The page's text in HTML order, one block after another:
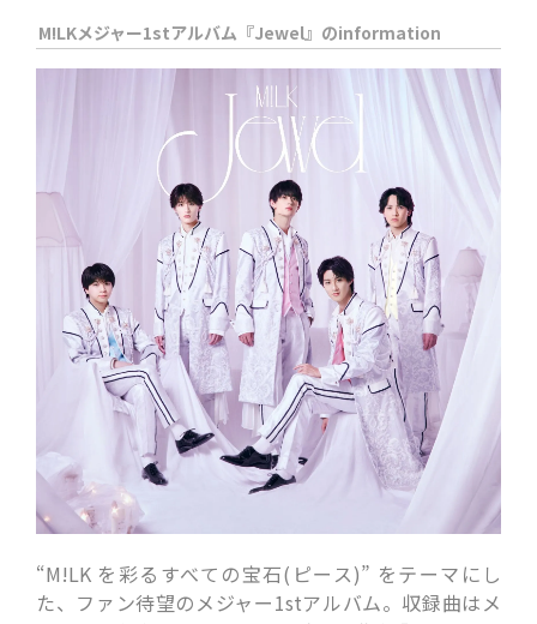
M!LKメジャー1stアルバム『Jewel』のinformation
“M!LK を彩るすべての宝石(ピース)” をテーマにし
た、 ファン待望のメジャー1stアルバム。収録曲はメ